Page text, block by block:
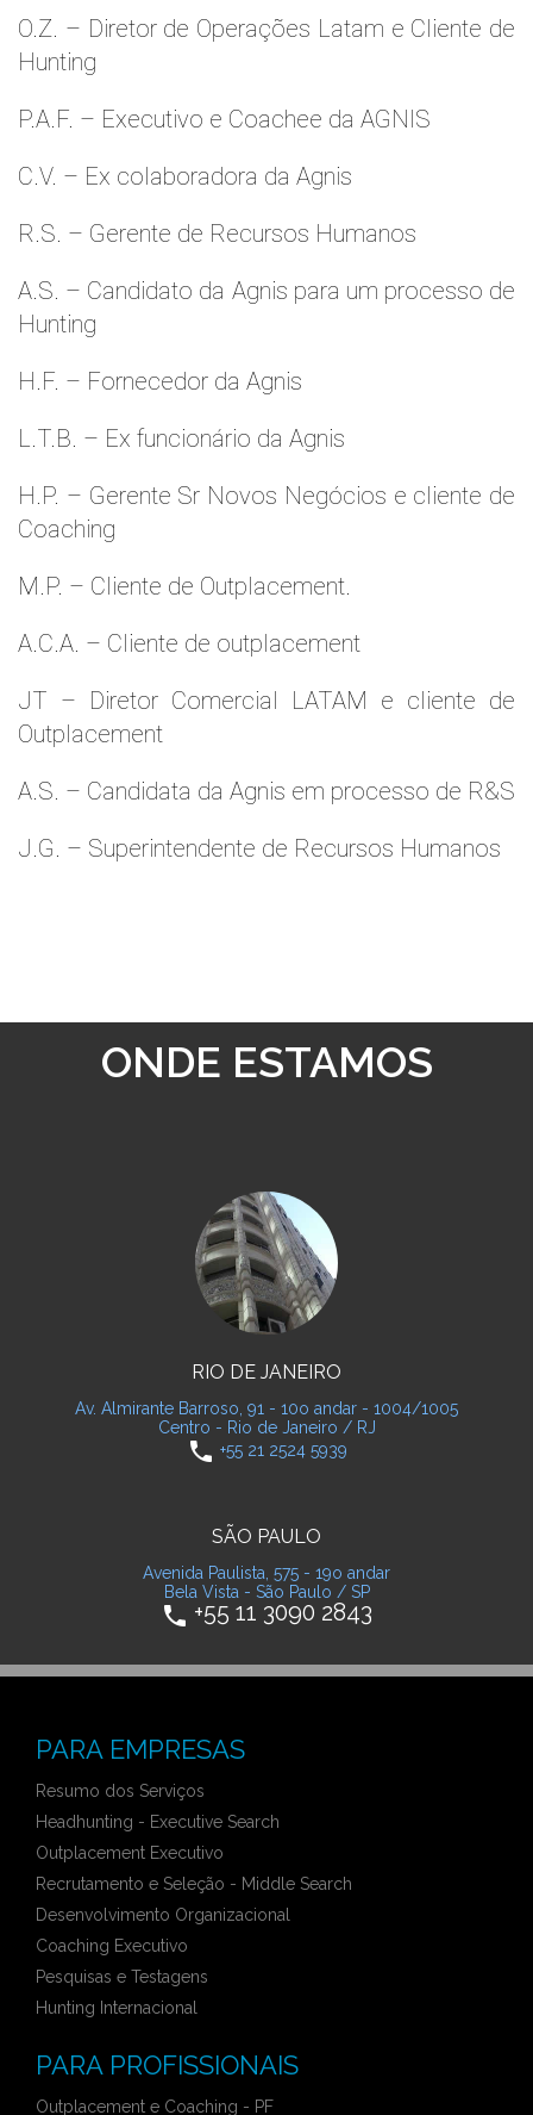
O.Z. – Diretor de Operações Latam e Cliente de
Hunting
P.A.F. – Executivo e Coachee da AGNIS
C.V. – Ex colaboradora da Agnis
R.S. – Gerente de Recursos Humanos
A.S. – Candidato da Agnis para um processo de
Hunting
H.F. – Fornecedor da Agnis
L.T.B. – Ex funcionário da Agnis
H.P. – Gerente Sr Novos Negócios e cliente de
Coaching
M.P. – Cliente de Outplacement.
A.C.A. – Cliente de outplacement
JT – Diretor Comercial LATAM e cliente de
Outplacement
A.S. – Candidata da Agnis em processo de R&S
J.G. – Superintendente de Recursos Humanos
ONDE ESTAMOS
RIO DE JANEIRO
Av. Almirante Barroso, 91 - 10o andar - 1004/1005
Centro - Rio de Janeiro / RJ
phone +55 21 2524 5939
SÃO PAULO
Avenida Paulista, 575 - 19o andar
Bela Vista - São Paulo / SP
phone +55 11 3090 2843
PARA EMPRESAS
Resumo dos Serviços
Headhunting - Executive Search
Outplacement Executivo
Recrutamento e Seleção - Middle Search
Desenvolvimento Organizacional
Coaching Executivo
Pesquisas e Testagens
Hunting Internacional
PARA PROFISSIONAIS
Outplacement e Coaching - PF